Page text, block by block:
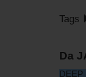
Tags
Da
DEEP